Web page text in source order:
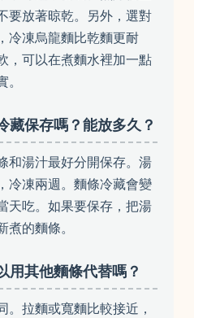
要放著晾乾。另外，選對
冷凍烏龍麵比乾麵更耐
，可以在煮麵水裡加一點
藏保存嗎？能放多久？
和湯汁最好分開保存。湯
冷凍兩週。麵條冷藏會變
天吃。如果要保存，把湯
的麵條。
用其他麵條代替嗎？
。拉麵或寬麵比較接近，